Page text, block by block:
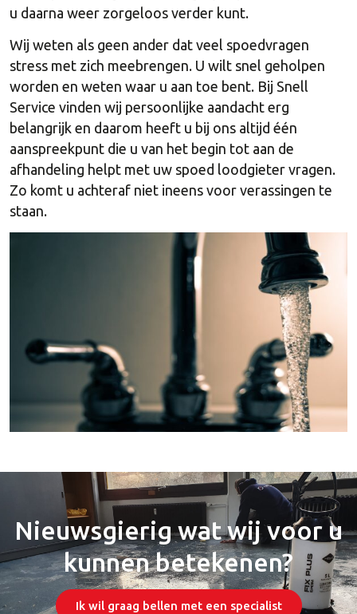
u daarna weer zorgeloos verder kunt.
Wij weten als geen ander dat veel spoedvragen
stress met zich meebrengen. U wilt snel geholpen
worden en weten waar u aan toe bent. Bij Snell
Service vinden wij persoonlijke aandacht erg
belangrijk en daarom heeft u bij ons altijd één
aanspreekpunt die u van het begin tot aan de
afhandeling helpt met uw spoed loodgieter vragen.
Zo komt u achteraf niet ineens voor verassingen te
staan.
Nieuwsgierig wat wij voor u
kunnen betekenen?
Ik wil graag bellen met een specialist